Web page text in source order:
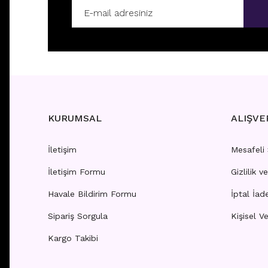
Fiyatları görebilmek içinüye girişi yapınız.
TÜKENDİ
X18 - SALLANTILI TRAGUS - HELIX
Fiyatları görebilmek için
TÜKENDİ
Z9 -
KURUMSAL
İletişim
İletişim Formu
Havale Bildirim Formu
Sipariş Sorgula
Kargo Takibi
Mesafeli
Gizlilik
İptal
Kişisel